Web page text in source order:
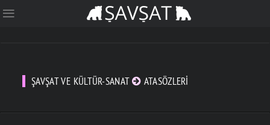
ŞAVŞAT VE KÜLTÜR-SANAT ATASÖZLERI